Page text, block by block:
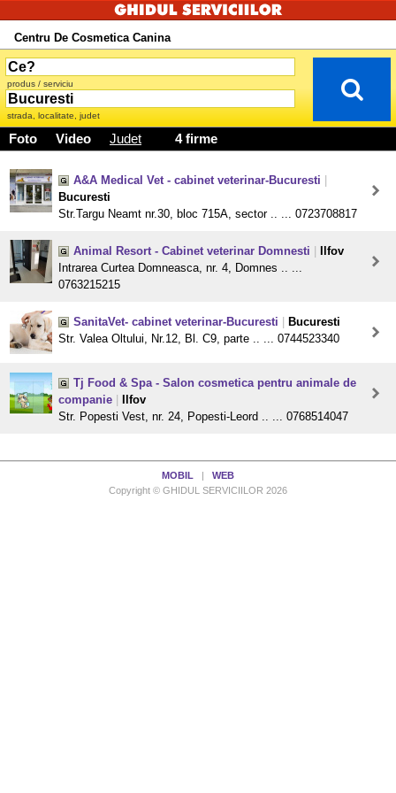
Centru De Cosmetica Canina
produs / serviciu
strada, localitate, judet
Foto Video Judet 4 firme
A&A Medical Vet - cabinet veterinar-Bucuresti
Bucuresti
Str.Targu Neamt nr.30, bloc 715A, sector .. ... 0723708817
Animal Resort - Cabinet veterinar Domnesti
Ilfov
Intrarea Curtea Domneasca, nr. 4, Domnes .. ...
0763215215
SanitaVet- cabinet veterinar-Bucuresti
Bucuresti
Str. Valea Oltului, Nr.12, Bl. C9, parte .. ... 0744523340
Tj Food & Spa - Salon cosmetica pentru animale de
companie
Ilfov
Str. Popesti Vest, nr. 24, Popesti-Leord .. ... 0768514047
MOBIL
WEB
Copyright © GHIDUL SERVICIILOR 2026